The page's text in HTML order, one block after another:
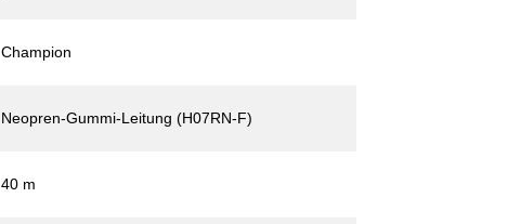
Champion
Neopren-Gummi-Leitung (H07RN-F)
40 m